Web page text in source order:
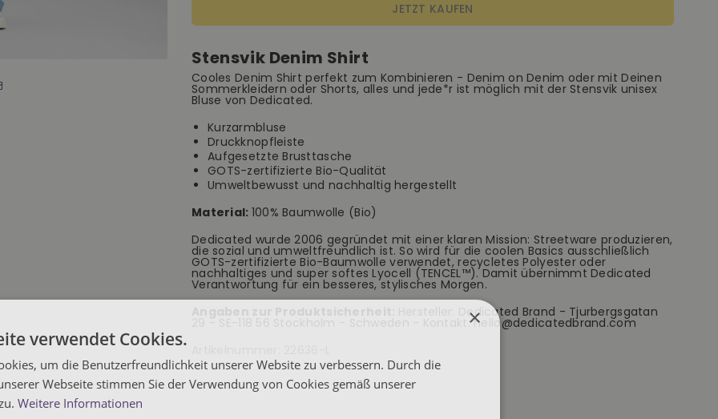
Light
Blue
unisex
Bluse
Light
Blue
unisex
Bluse
JETZT KAUFEN
Stensvik Denim Shirt
Cooles Denim Shirt perfekt zum Kombinieren - Denim on Denim oder mit Deinen
Sommerkleidern oder Shorts, alles und jede*r ist möglich mit der Stensvik unisex
Bluse von Dedicated.
Kurzarmbluse
Druckknopfleiste
Aufgesetzte Brusttasche
GOTS-zertifizierte Bio-Qualität
Umweltbewusst und nachhaltig hergestellt
Material: 100% Baumwolle (Bio)
Dedicated wurde 2006 gegründet mit einer klaren Mission: Streetware produzieren,
die sozial und umweltfreundlich ist. So wird für die coolen Basics ausschließlich
GOTS-zertifizierte Bio-Baumwolle verwendet, recycletes Polyester oder
nachhaltiges und super softes Lyocell (TENCEL™). Damit übernimmt Dedicated
Verantwortung für ein besseres, stylisches Morgen.
Hersteller: Dedicated Brand - Tjurbergsgatan
29 - SE-118 56 Stockholm - Schweden - Kontakt: hello@dedicatedbrand.com
×
verwendet Cookies.
um die Benutzerfreundlichkeit unserer Website zu verbessern. Durch die
Webseite stimmen Sie der Verwendung von Cookies gemäß unserer
Weitere Informationen